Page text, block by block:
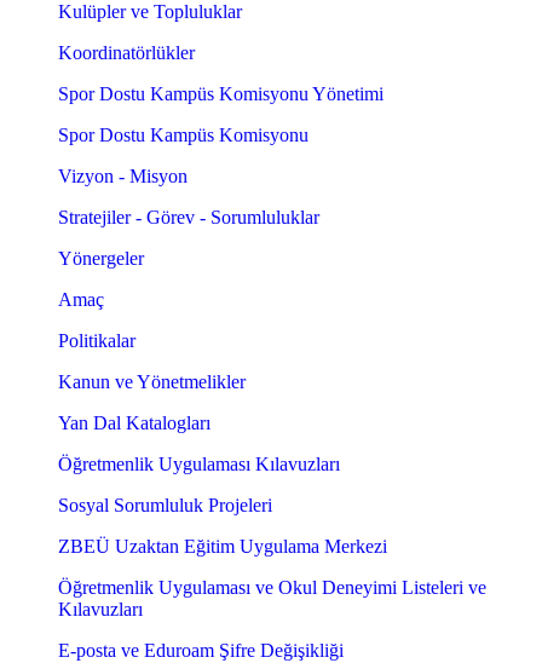
Kulüpler ve Topluluklar
Koordinatörlükler
Spor Dostu Kampüs Komisyonu Yönetimi
Spor Dostu Kampüs Komisyonu
Vizyon - Misyon
Stratejiler - Görev - Sorumluluklar
Yönergeler
Amaç
Politikalar
Kanun ve Yönetmelikler
Yan Dal Katalogları
Öğretmenlik Uygulaması Kılavuzları
Sosyal Sorumluluk Projeleri
ZBEÜ Uzaktan Eğitim Uygulama Merkezi
Öğretmenlik Uygulaması ve Okul Deneyimi Listeleri ve
Kılavuzları
E-posta ve Eduroam Şifre Değişikliği